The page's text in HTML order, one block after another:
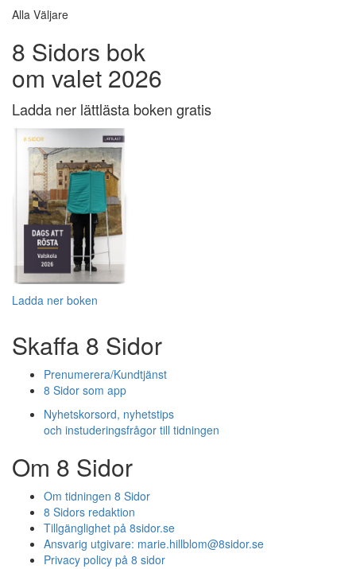
Alla Väljare
8 Sidors bok
om valet 2026
Ladda ner lättlästa boken gratis
Ladda ner boken
Skaffa 8 Sidor
Prenumerera/Kundtjänst
8 Sidor som app
Nyhetskorsord, nyhetstips
och instuderingsfrågor till tidningen
Om 8 Sidor
Om tidningen 8 Sidor
8 Sidors redaktion
Tillgänglighet på 8sidor.se
Ansvarig utgivare: marie.hillblom@8sidor.se
Privacy policy på 8 sidor